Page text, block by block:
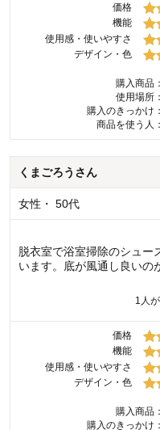
価格
機能
使用感・使いやすさ
デザイン・色
購入商品：
使用場所：
購入のきっかけ：
商品を使う人：
くまごろう さん
女性 ・ 50代
脱衣室で浴室掃除のシュー
います。底が風通し良いの
1 人
価格
機能
使用感・使いやすさ
デザイン・色
購入商品：
購入のきっかけ：